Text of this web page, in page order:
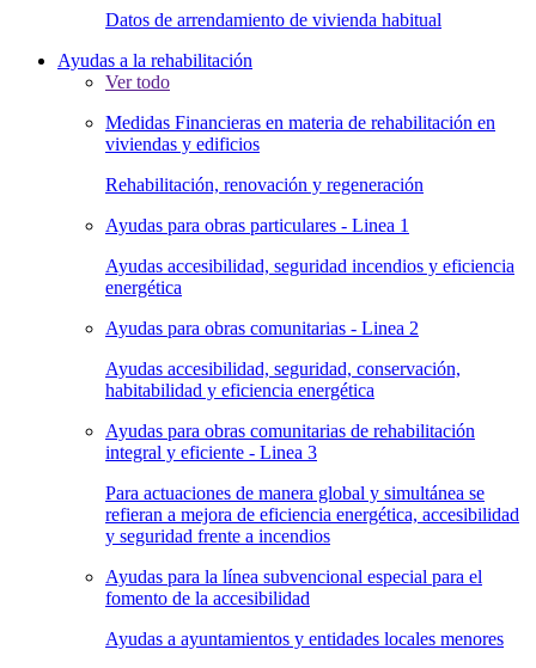
Datos de arrendamiento de vivienda habitual
Ayudas a la rehabilitación
Ver todo
Medidas Financieras en materia de rehabilitación en
viviendas y edificios
Rehabilitación, renovación y regeneración
Ayudas para obras particulares - Linea 1
Ayudas accesibilidad, seguridad incendios y eficiencia
energética
Ayudas para obras comunitarias - Linea 2
Ayudas accesibilidad, seguridad, conservación,
habitabilidad y eficiencia energética
Ayudas para obras comunitarias de rehabilitación
integral y eficiente - Linea 3
Para actuaciones de manera global y simultánea se
refieran a mejora de eficiencia energética, accesibilidad
y seguridad frente a incendios
Ayudas para la línea subvencional especial para el
fomento de la accesibilidad
Ayudas a ayuntamientos y entidades locales menores